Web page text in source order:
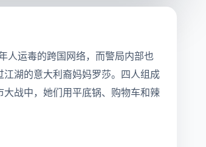
人运毒的跨国网络，而警局内部也
湖的意大利裔妈妈罗莎。四人组成
战中，她们用平底锅、购物车和辣